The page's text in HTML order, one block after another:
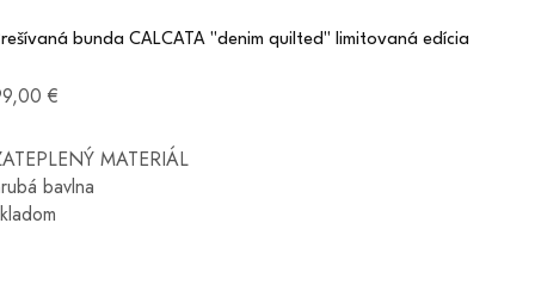
bunda CALCATA "denim quilted" limitovaná edícia
€
MATERIÁL
bavlna